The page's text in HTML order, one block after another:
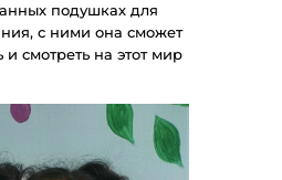
подушках для
с ними она сможет
и смотреть на этот мир